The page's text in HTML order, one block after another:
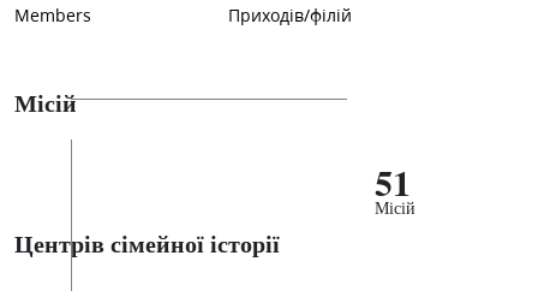
Members Приходів/філій
Місій
51
Місій
Центрів сімейної історії